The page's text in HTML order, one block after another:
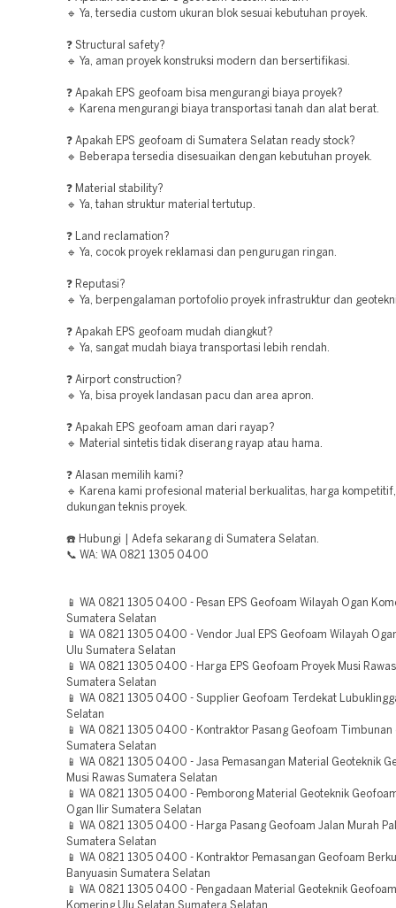
🔹 Ya, tersedia custom ukuran blok sesuai kebutuhan proyek.
❓ Structural safety?
🔹 Ya, aman proyek konstruksi modern dan bersertifikasi.
❓ Apakah EPS geofoam bisa mengurangi biaya proyek?
🔹 Karena mengurangi biaya transportasi tanah dan alat berat.
❓ Apakah EPS geofoam di Sumatera Selatan ready stock?
🔹 Beberapa tersedia disesuaikan dengan kebutuhan proyek.
❓ Material stability?
🔹 Ya, tahan struktur material tertutup.
❓ Land reclamation?
🔹 Ya, cocok proyek reklamasi dan pengurugan ringan.
❓ Reputasi?
🔹 Ya, berpengalaman portofolio proyek infrastruktur dan
❓ Apakah EPS geofoam mudah diangkut?
🔹 Ya, sangat mudah biaya transportasi lebih rendah.
❓ Airport construction?
🔹 Ya, bisa proyek landasan pacu dan area apron.
❓ Apakah EPS geofoam aman dari rayap?
🔹 Material sintetis tidak diserang rayap atau hama.
❓ Alasan memilih kami?
🔹 Karena kami profesional material berkualitas, harga
dukungan teknis proyek.
☎️ Hubungi | Adefa sekarang di Sumatera Selatan.
📞 WA: WA 0821 1305 0400
📱 WA 0821 1305 0400 - Pesan EPS Geofoam Wilayah Ogan
Sumatera Selatan
📱 WA 0821 1305 0400 - Vendor Jual EPS Geofoam Wilayah
Ulu Sumatera Selatan
📱 WA 0821 1305 0400 - Harga EPS Geofoam Proyek Musi
Sumatera Selatan
📱 WA 0821 1305 0400 - Supplier Geofoam Terdekat
Selatan
📱 WA 0821 1305 0400 - Kontraktor Pasang Geofoam Timbunan
Sumatera Selatan
📱 WA 0821 1305 0400 - Jasa Pemasangan Material Geoteknik
Musi Rawas Sumatera Selatan
📱 WA 0821 1305 0400 - Pemborong Material Geoteknik
Ogan Ilir Sumatera Selatan
📱 WA 0821 1305 0400 - Harga Pasang Geofoam Jalan Murah
Sumatera Selatan
📱 WA 0821 1305 0400 - Kontraktor Pemasangan Geofoam
Banyuasin Sumatera Selatan
📱 WA 0821 1305 0400 - Pengadaan Material Geoteknik
Komering Ulu Selatan Sumatera Selatan